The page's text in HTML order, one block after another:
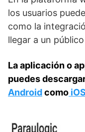
los usuarios
como la
llegar a un
La aplicación o
puedes
Androidcomo iOS